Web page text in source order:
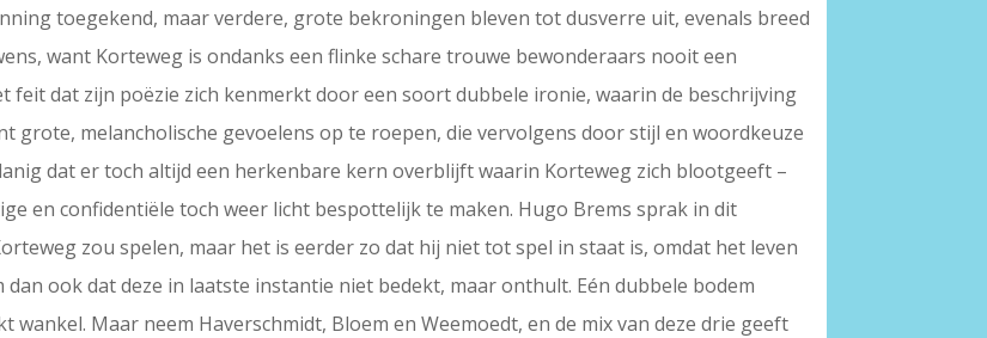
toegekend, maar verdere, grote bekroningen bleven tot dusverre uit, evenals breed
want Korteweg is ondanks een flinke schare trouwe bewonderaars nooit een
feit dat zijn poëzie zich kenmerkt door een soort dubbele ironie, waarin de beschrijving
grote, melancholische gevoelens op te roepen, die vervolgens door stijl en woordkeuze
dat er toch altijd een herkenbare kern overblijft waarin Korteweg zich blootgeeft –
en confidentiële toch weer licht bespottelijk te maken. Hugo Brems sprak in dit
zou spelen, maar het is eerder zo dat hij niet tot spel in staat is, omdat het leven
ook dat deze in laatste instantie niet bedekt, maar onthult. Eén dubbele bodem
wankel. Maar neem Haverschmidt, Bloem en Weemoedt, en de mix van deze drie geeft